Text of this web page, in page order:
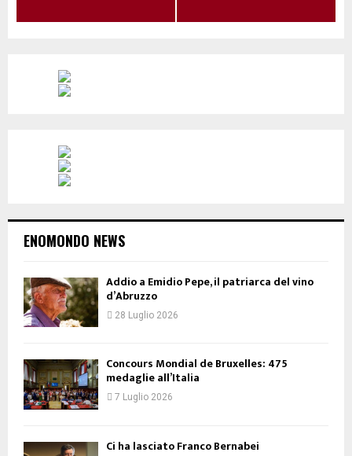
ENOMONDO NEWS
Addio a Emidio Pepe, il patriarca del vino
d’Abruzzo
28 Luglio 2026
Concours Mondial de Bruxelles: 475
medaglie all’Italia
7 Luglio 2026
Ci ha lasciato Franco Bernabei